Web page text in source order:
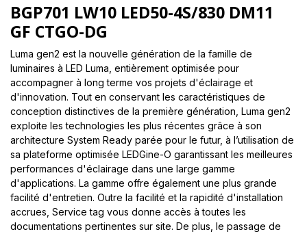
BGP701 LW10 LED50-4S/830 DM11
GF CTGO-DG
Luma gen2 est la nouvelle génération de la famille de
luminaires à LED Luma, entièrement optimisée pour
accompagner à long terme vos projets d'éclairage et
d'innovation. Tout en conservant les caractéristiques de
conception distinctives de la première génération, Luma gen2
exploite les technologies les plus récentes grâce à son
architecture System Ready parée pour le futur, à l’utilisation de
sa plateforme optimisée LEDGine-O garantissant les meilleures
performances d'éclairage dans une large gamme
d'applications. La gamme offre également une plus grande
facilité d'entretien. Outre la facilité et la rapidité d'installation
accrues, Service tag vous donne accès à toutes les
documentations pertinentes sur site. De plus, le passage de